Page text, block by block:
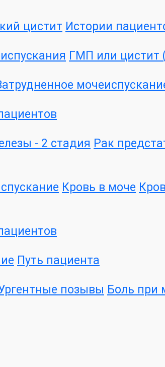
цистит Истории
ГМП или цистит
- 2 стадия Рак
Кровь в моче
Путь пациента
позывы Боль при